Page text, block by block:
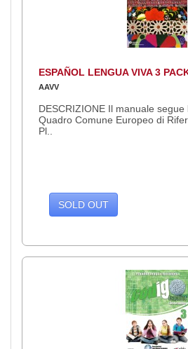
ESPAÑOL LENGUA VIVA 3
AAVV
DESCRIZIONE Il manuale
Quadro Comune Europeo di
Pl..
SOLD OUT